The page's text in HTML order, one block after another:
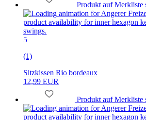
Produkt auf Merkliste
5
(1)
Sitzkissen Rio bordeaux
12,99 EUR
Produkt auf Merkliste